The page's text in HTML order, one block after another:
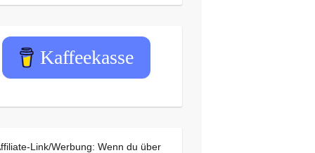
Kaffeekasse
Link/Werbung: Wenn du über